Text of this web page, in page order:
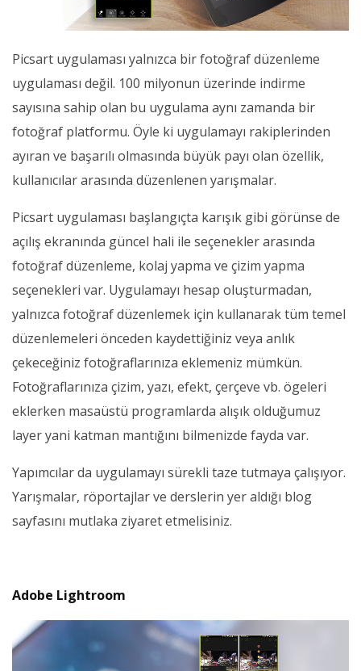
Picsart uygulaması yalnızca bir fotoğraf düzenleme
uygulaması değil. 100 milyonun üzerinde indirme
sayısına sahip olan bu uygulama aynı zamanda bir
fotoğraf platformu. Öyle ki uygulamayı rakiplerinden
ayıran ve başarılı olmasında büyük payı olan özellik,
kullanıcılar arasında düzenlenen yarışmalar.
Picsart uygulaması başlangıçta karışık gibi görünse de
açılış ekranında güncel hali ile seçenekler arasında
fotoğraf düzenleme, kolaj yapma ve çizim yapma
seçenekleri var. Uygulamayı hesap oluşturmadan,
yalnızca fotoğraf düzenlemek için kullanarak tüm temel
düzenlemeleri önceden kaydettiğiniz veya anlık
çekeceğiniz fotoğraflarınıza eklemeniz mümkün.
Fotoğraflarınıza çizim, yazı, efekt, çerçeve vb. ögeleri
eklerken masaüstü programlarda alışık olduğumuz
layer yani katman mantığını bilmenizde fayda var.
Yapımcılar da uygulamayı sürekli taze tutmaya çalışıyor.
Yarışmalar, röportajlar ve derslerin yer aldığı blog
sayfasını mutlaka ziyaret etmelisiniz.
Adobe Lightroom